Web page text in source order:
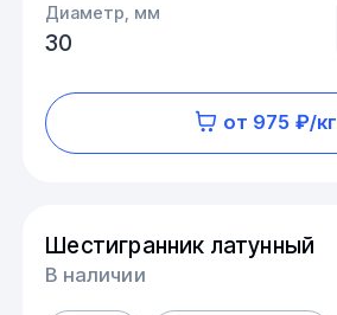
Диаметр, мм
30
от 975 ₽/кг
Шестигранник латунный
В наличии